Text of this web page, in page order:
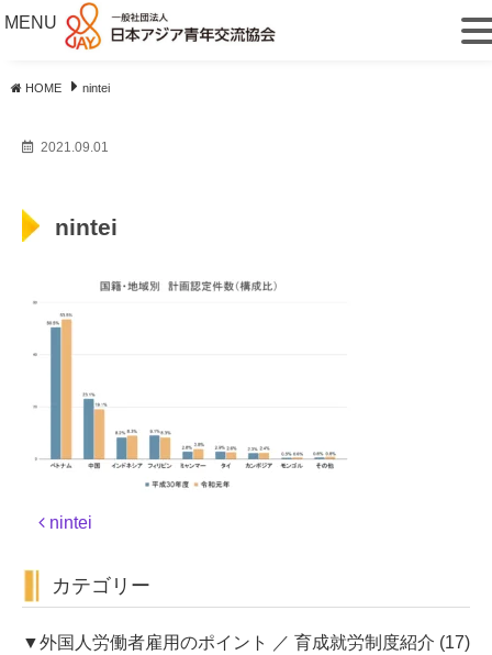
HOME nintei
2021.09.01
nintei
投
ナ
ビ
ー
nintei
カテゴリー
▼外国人労働者雇用のポイント ／ 育成就労制度紹介 (17)
MENU